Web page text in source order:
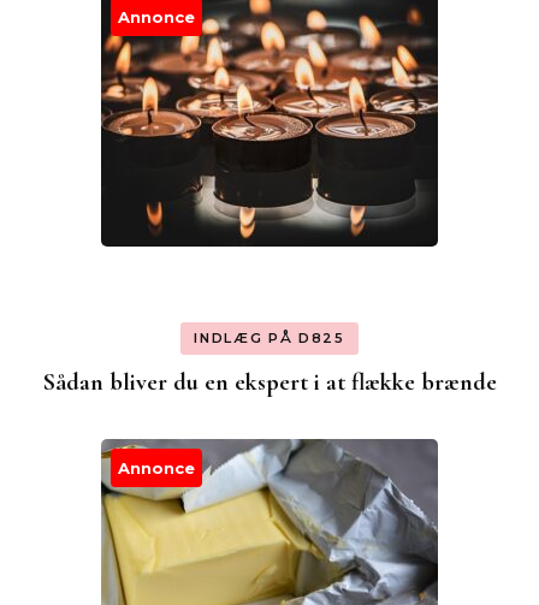
Annonce
INDLÆG PÅ D825
Sådan bliver du en ekspert i at flække brænde
Annonce